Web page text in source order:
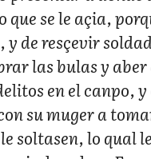
se le açia,
de resçevir
las bulas y
en el canpo,
su muger a
soltasen, lo qual